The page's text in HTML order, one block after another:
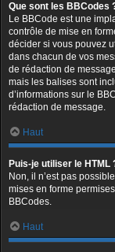
Que sont les BBCodes
Le BBCode est une
contrôle de mise en
décider si vous pouvez
dans chacun de vos
de rédaction de
mais les balises sont
d’informations sur le
rédaction de message.
Haut
Puis-je utiliser le HTML
Non, il n’est pas
mises en forme
BBCodes.
Haut